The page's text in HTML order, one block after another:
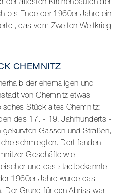
bis Ende der 1960er Jahre ein
das vom Zweiten Weltkrieg
CHEMNITZ
der ehemaligen und
von Chemnitz etwas
Stück altes Chemnitz:
des 17. - 19. Jahrhunderts -
Gassen und Straßen,
schmiegten. Dort fanden
Geschäfte wie
und das stadtbekannte
1960er Jahre wurde das
Der Grund für den Abriss war